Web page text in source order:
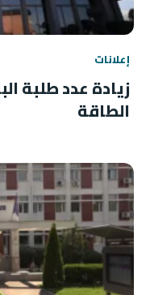
إعلانات
زيادة عدد طلبة
الطاقة